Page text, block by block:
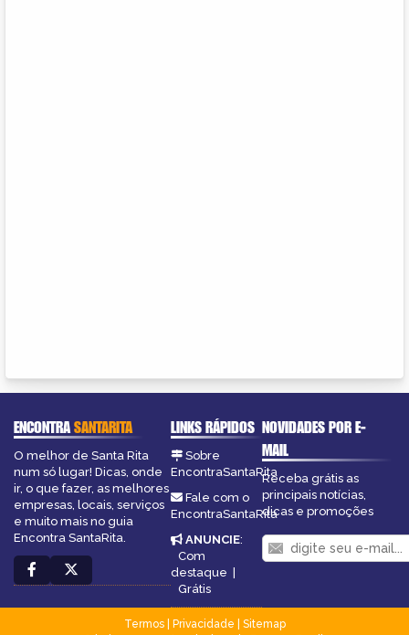
ENCONTRASANTARITA
O melhor de Santa Rita
num só lugar! Dicas, onde
ir, o que fazer, as melhores
empresas, locais, serviços
e muito mais no guia
Encontra SantaRita.
LINKS RÁPIDOS
Sobre
EncontraSantaRita
Fale com o
EncontraSantaRita
ANUNCIE:
Com
destaque
Grátis
NOVIDADES POR E-
MAIL
Receba grátis as
principais notícias,
dicas e promoções
Termos| Privacidade
Sitemap